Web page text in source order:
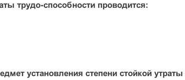
трудо-способности проводится:
установления степени стойкой